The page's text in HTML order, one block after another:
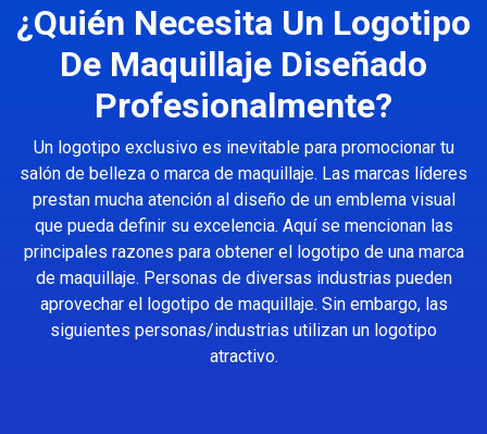
¿Quién Necesita Un Logotipo
De Maquillaje Diseñado
Profesionalmente?
Un logotipo exclusivo es inevitable para promocionar tu
salón de belleza o marca de maquillaje. Las marcas líderes
prestan mucha atención al diseño de un emblema visual
que pueda definir su excelencia. Aquí se mencionan las
principales razones para obtener el logotipo de una marca
de maquillaje. Personas de diversas industrias pueden
aprovechar el logotipo de maquillaje. Sin embargo, las
siguientes personas/industrias utilizan un logotipo
atractivo.